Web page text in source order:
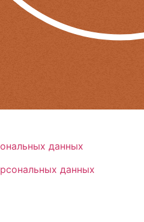
данных
данных